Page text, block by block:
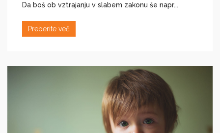
Da boš ob vztrajanju v slabem zakonu še napr...
Preberite več